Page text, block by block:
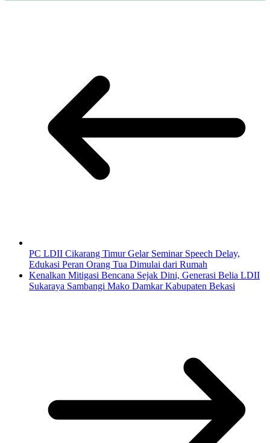
PC LDII Cikarang Timur Gelar Seminar Speech Delay,
Edukasi Peran Orang Tua Dimulai dari Rumah
Kenalkan Mitigasi Bencana Sejak Dini, Generasi Belia LDII
Sukaraya Sambangi Mako Damkar Kabupaten Bekasi